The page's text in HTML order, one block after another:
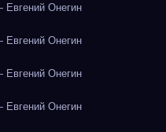
Онегин
Онегин
Онегин
Онегин